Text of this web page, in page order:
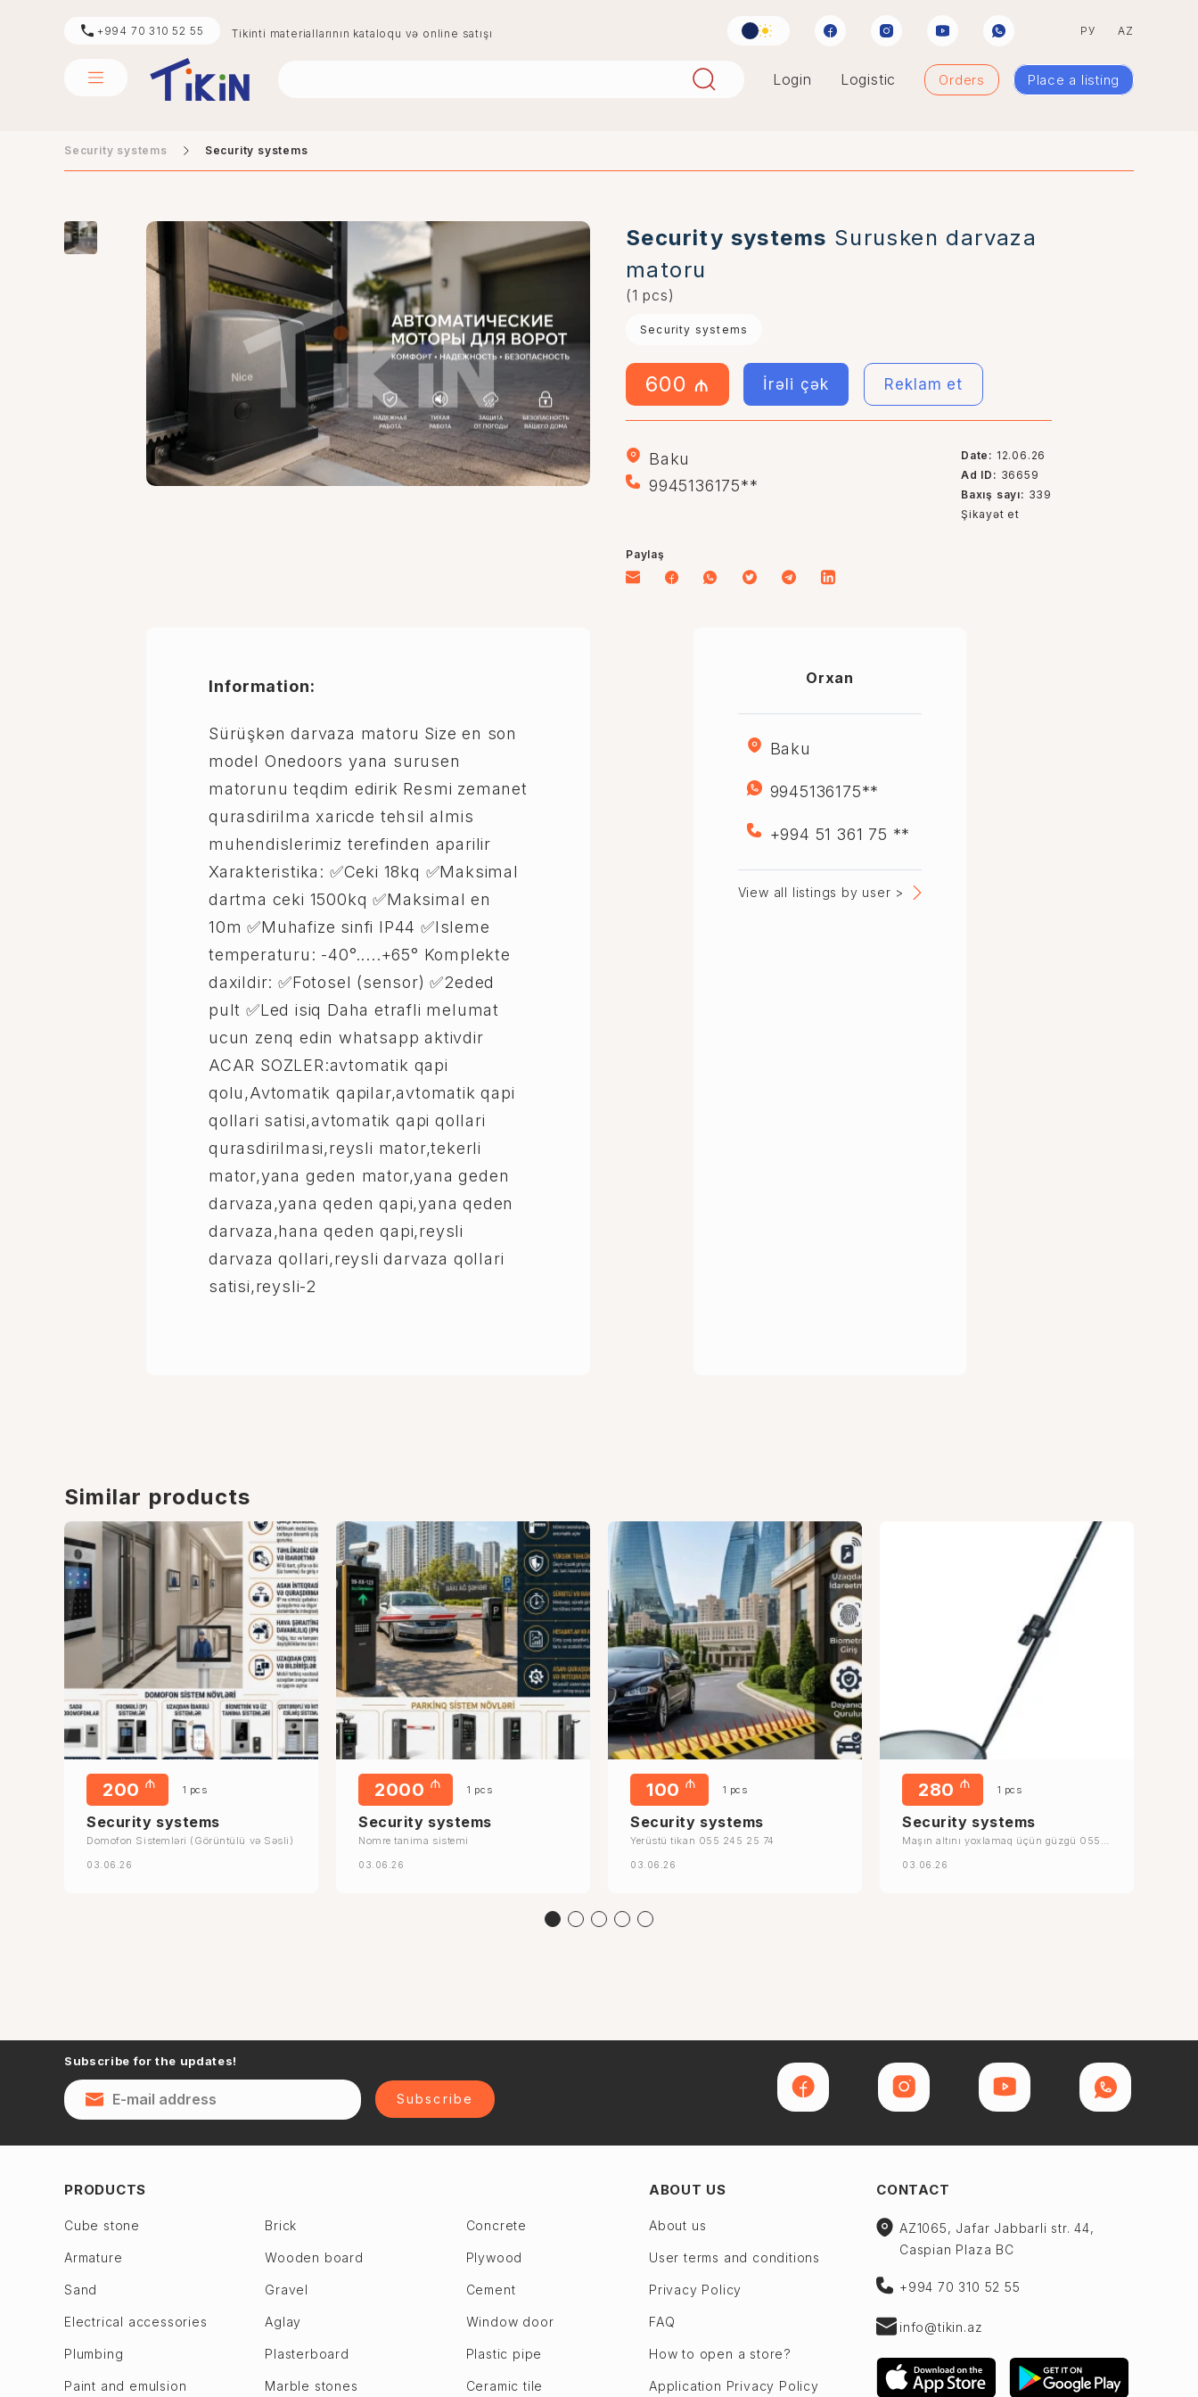
+994 70 310 52 55 Tikinti materiallarının kataloqu və online satışı РУ AZ
digər penoplast
Login Logistic Orders Place a listing
Security systems Security systems
Security systems Surusken darvaza
matoru
(1 pcs)
Security systems
600 ₼ İrəli çək Reklam et
Baku
9945136175**
Date: 12.06.26
Ad ID: 36659
Baxış sayı: 339
Şikayət et
Paylaş
Information:
Sürüşkən darvaza matoru Size en son
model Onedoors yana surusen
matorunu teqdim edirik Resmi zemanet
qurasdirilma xaricde tehsil almis
muhendislerimiz terefinden aparilir
Xarakteristika: ✅Ceki 18kq ✅Maksimal
dartma ceki 1500kq ✅Maksimal en
10m ✅Muhafize sinfi IP44 ✅Isleme
temperaturu: -40°.....+65° Komplekte
daxildir: ✅Fotosel (sensor) ✅2eded
pult ✅Led isiq Daha etrafli melumat
ucun zenq edin whatsapp aktivdir
ACAR SOZLER:avtomatik qapi
qolu,Avtomatik qapilar,avtomatik qapi
qollari satisi,avtomatik qapi qollari
qurasdirilmasi,reysli mator,tekerli
mator,yana geden mator,yana geden
darvaza,yana qeden qapi,yana qeden
darvaza,hana qeden qapi,reysli
darvaza qollari,reysli darvaza qollari
satisi,reysli-2
Orxan
Baku
9945136175**
+994 51 361 75 **
View all listings by user >
Similar products
200 ₼ 1 pcs
Security systems
Domofon Sistemləri (Görüntülü və Səsli)
03.06.26
2000 ₼ 1 pcs
Security systems
Nomre tanima sistemi
03.06.26
100 ₼ 1 pcs
Security systems
Yerüstü tikan 055 245 25 74
03.06.26
280 ₼ 1 pcs
Security systems
Maşın altını yoxlamaq üçün güzgü 055
03.06.26
Subscribe for the updates!
Subscribe
PRODUCTS
Cube stone Brick Concrete
Armature Wooden board Plywood
Sand Gravel Cement
Electrical accessories Aglay Window door
Plumbing Plasterboard Plastic pipe
Paint and emulsion Marble stones Ceramic tile
ABOUT US
About us
User terms and conditions
Privacy Policy
FAQ
How to open a store?
Application Privacy Policy
CONTACT
AZ1065, Jafar Jabbarli str. 44,
Caspian Plaza BC
+994 70 310 52 55
info@tikin.az